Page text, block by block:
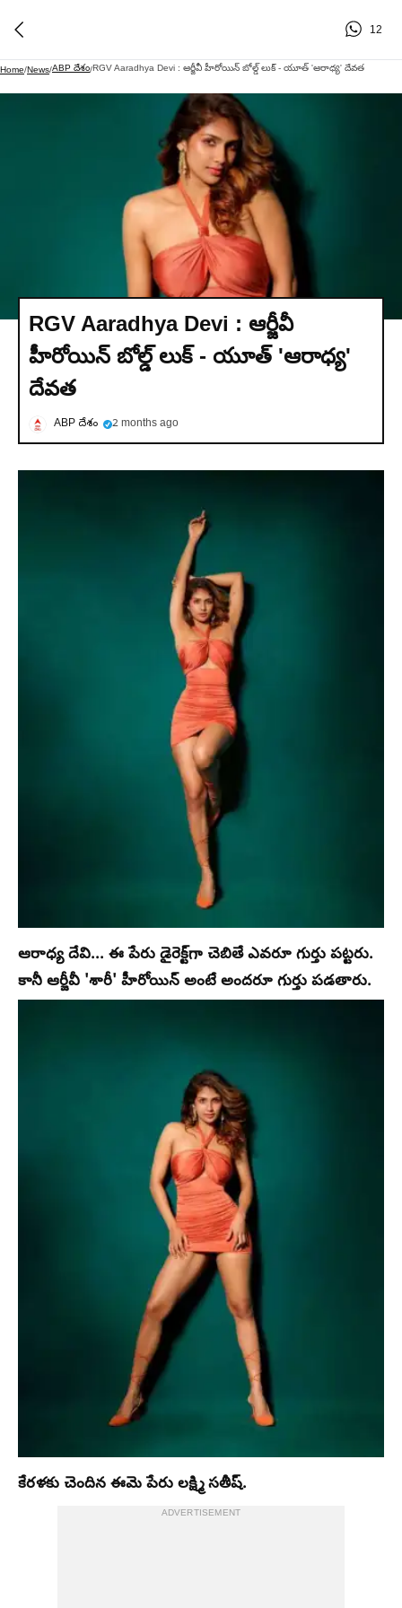
12
Home/News/ABP దేశం/RGV Aaradhya Devi : ఆర్జీవీ హీరోయిన్ బోల్డ్ లుక్ - యూత్ 'ఆరాధ్య' దేవత
RGV Aaradhya Devi : ఆర్జీవీ
హీరోయిన్ బోల్డ్ లుక్ - యూత్ 'ఆరాధ్య'
దేవత
ABP దేశం 2 months ago
ఆరాధ్య దేవి... ఈ పేరు డైరెక్ట్‌గా చెబితే ఎవరూ గుర్తు పట్టరు.
కానీ ఆర్జీవీ 'శారీ' హీరోయిన్ అంటే అందరూ గుర్తు పడతారు.
కేరళకు చెందిన ఈమె పేరు లక్ష్మి సతీష్.
ADVERTISEMENT